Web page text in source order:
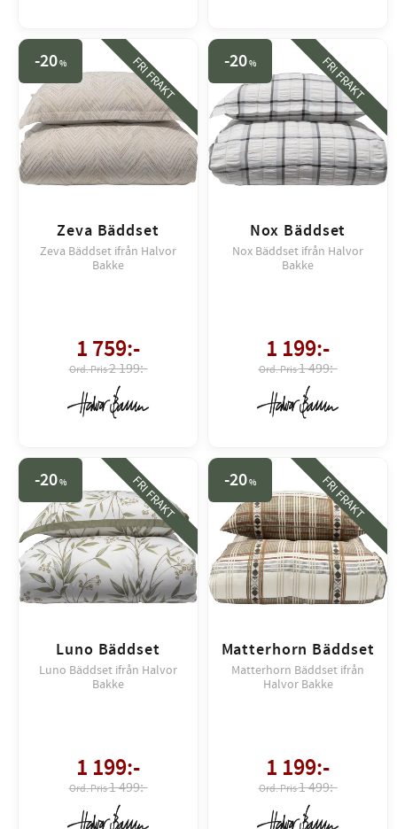
Zeva Bäddset
Zeva Bäddset ifrån Halvor
Bakke
1 759:-
2 199:-
20% FRI FRAKT
Nox Bäddset
Nox Bäddset ifrån Halvor
Bakke
1 199:-
1 499:-
20% FRI FRAKT
Luno Bäddset
Luno Bäddset ifrån Halvor
Bakke
1 199:-
1 499:-
20% FRI FRAKT
Matterhorn Bäddset
Matterhorn Bäddset ifrån
Halvor Bakke
1 199:-
1 499:-
20% FRI FRAKT